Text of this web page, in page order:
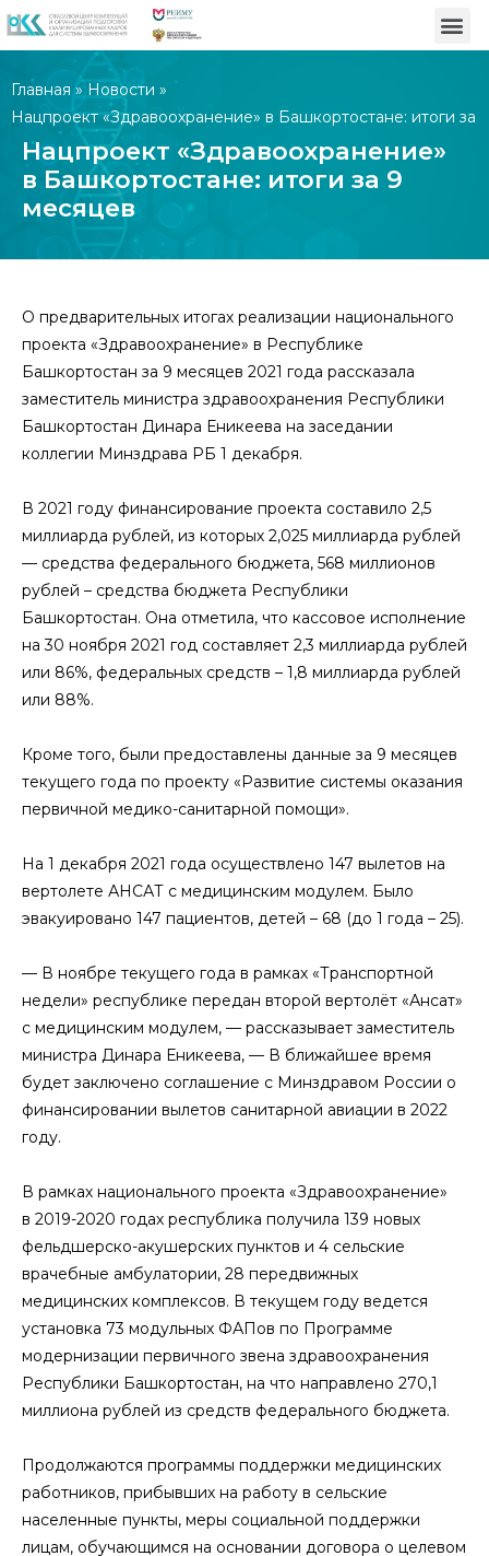
Главная » Новости »
Нацпроект «Здравоохранение» в Башкортостане: итоги за
9 месяцев
Нацпроект «Здравоохранение»
в Башкортостане: итоги за 9
месяцев
О предварительных итогах реализации национального
проекта «Здравоохранение» в Республике
Башкортостан за 9 месяцев 2021 года рассказала
заместитель министра здравоохранения Республики
Башкортостан Динара Еникеева на заседании
коллегии Минздрава РБ 1 декабря.
В 2021 году финансирование проекта составило 2,5
миллиарда рублей, из которых 2,025 миллиарда рублей
— средства федерального бюджета, 568 миллионов
рублей – средства бюджета Республики
Башкортостан. Она отметила, что кассовое исполнение
на 30 ноября 2021 год составляет 2,3 миллиарда рублей
или 86%, федеральных средств – 1,8 миллиарда рублей
или 88%.
Кроме того, были предоставлены данные за 9 месяцев
текущего года по проекту «Развитие системы оказания
первичной медико-санитарной помощи».
На 1 декабря 2021 года осуществлено 147 вылетов на
вертолете АНСАТ с медицинским модулем. Было
эвакуировано 147 пациентов, детей – 68 (до 1 года – 25).
— В ноябре текущего года в рамках «Транспортной
недели» республике передан второй вертолёт «Ансат»
с медицинским модулем, — рассказывает заместитель
министра Динара Еникеева, — В ближайшее время
будет заключено соглашение с Минздравом России о
финансировании вылетов санитарной авиации в 2022
году.
В рамках национального проекта «Здравоохранение»
в 2019-2020 годах республика получила 139 новых
фельдшерско-акушерских пунктов и 4 сельские
врачебные амбулатории, 28 передвижных
медицинских комплексов. В текущем году ведется
установка 73 модульных ФАПов по Программе
модернизации первичного звена здравоохранения
Республики Башкортостан, на что направлено 270,1
миллиона рублей из средств федерального бюджета.
Продолжаются программы поддержки медицинских
работников, прибывших на работу в сельские
населенные пункты, меры социальной поддержки
лицам, обучающимся на основании договора о целевом